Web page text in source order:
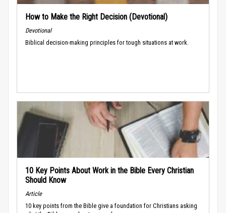
How to Make the Right Decision (Devotional)
Devotional
Biblical decision-making principles for tough situations at work.
10 Key Points About Work in the Bible Every Christian
Should Know
Article
10 key points from the Bible give a foundation for Christians asking